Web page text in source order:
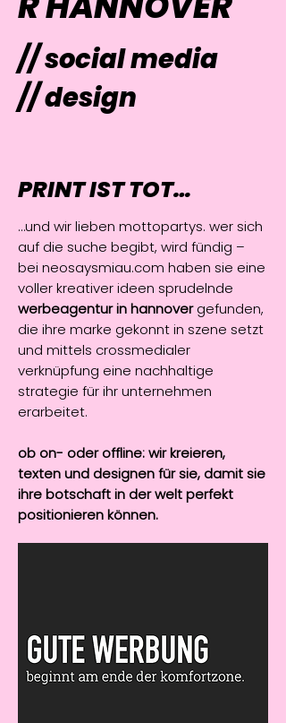
// social media
// design
PRINT IST TOT…
…und wir lieben mottopartys. wer sich
auf die suche begibt, wird fündig –
bei neosaysmiau.com haben sie eine
voller kreativer ideen sprudelnde
werbeagentur in hannovergefunden,
die ihre marke gekonnt in szene setzt
und mittels crossmedialer
verknüpfung eine nachhaltige
strategie für ihr unternehmen
erarbeitet.
ob on- oder offline: wir kreieren,
texten und designen für sie, damit sie
ihre botschaft in der welt perfekt
positionieren können.